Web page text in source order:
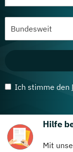
Ich stimme den
Hilfe
Mit